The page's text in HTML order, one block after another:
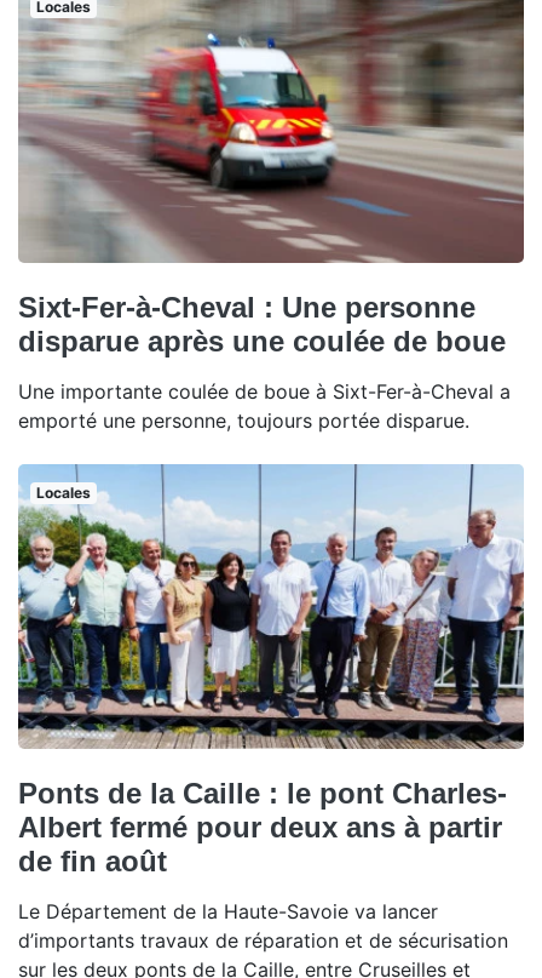
Locales
Sixt-Fer-à-Cheval : Une personne
disparue après une coulée de boue
Une importante coulée de boue à Sixt-Fer-à-Cheval a
emporté une personne, toujours portée disparue.
Locales
Ponts de la Caille : le pont Charles-
Albert fermé pour deux ans à partir
de fin août
Le Département de la Haute-Savoie va lancer
d’importants travaux de réparation et de sécurisation
sur les deux ponts de la Caille, entre Cruseilles et